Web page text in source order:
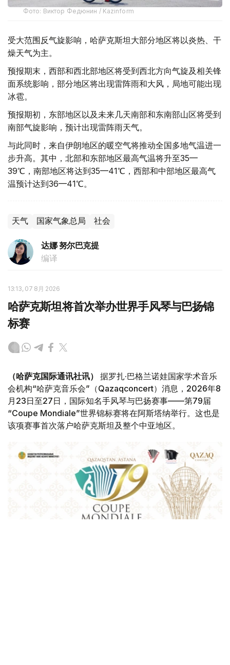
Фото: Виктор Федюнин / Kazinform
受大范围反气旋影响，哈萨克斯坦大部分地区将以炎热、干
燥天气为主。
预报期末，西部和西北部地区将受到西北方向气旋及相关锋
面系统影响，部分地区将出现雷阵雨和大风，局地可能出现
冰雹。
预报期初，东部地区以及未来几天南部和东南部山区将受到
南部气旋影响，预计出现雷阵雨天气。
与此同时，来自伊朗地区的暖空气将推动全国多地气温进一
步升高。其中，北部和东部地区最高气温将升至35—
39℃，南部地区将达到35—41℃，西部和中部地区最高气
温预计达到36—41℃。
天气 国家气象总局 社会
达娜 努尔巴克提
编译
13:13, 07 8月 2026
哈萨克斯坦将首次举办世界手风琴与巴扬锦
标赛
（哈萨克国际通讯社讯）
据罗扎·巴格兰诺娃国家学术音乐
会机构“哈萨克音乐会”（Qazaqconcert）消息，2026年8
月23日至27日，国际知名手风琴与巴扬赛事——第79届
“Coupe Mondiale”世界锦标赛将在阿斯塔纳举行。这也是
该项赛事首次落户哈萨克斯坦及整个中亚地区。